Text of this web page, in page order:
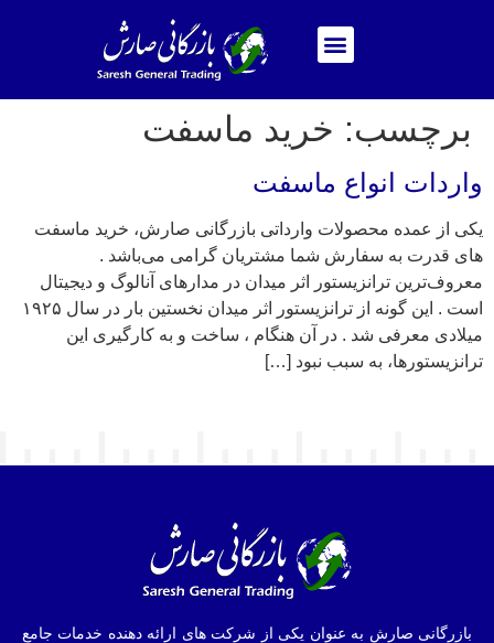
برچسب: خرید ماسفت
واردات انواع ماسفت
یکی از عمده محصولات وارداتی بازرگانی صارش، خرید ماسفت
های قدرت به سفارش شما مشتریان گرامی می‌باشد .
معروف‌ترین ترانزیستور اثر میدان در مدارهای آنالوگ و دیجیتال
است . این گونه از ترانزیستور اثر میدان نخستین بار در سال ۱۹۲۵
میلادی معرفی شد . در آن هنگام ، ساخت و به کارگیری این
ترانزیستورها، به سبب نبود […]
بازرگانی صارش به عنوان یکی از شرکت های ارائه دهنده خدمات جامع